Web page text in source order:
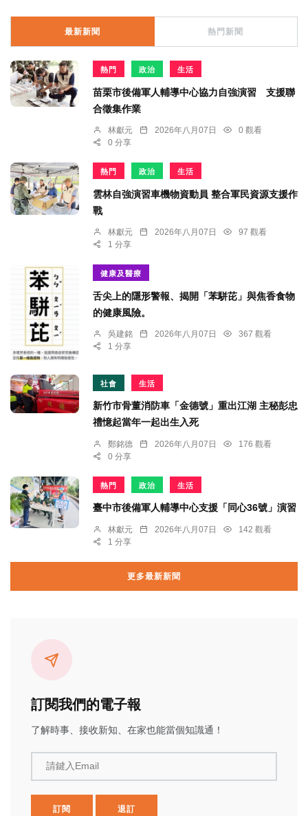
最新新聞 熱門新聞
熱門 政治 生活
苗栗市後備軍人輔導中心協力自強演習 支援聯
合徵集作業
林獻元 2026年八月07日
0 觀看
0 分享
熱門 政治 生活
雲林自強演習車機物資動員 整合軍民資源支援作
戰
林獻元 2026年八月07日
97 觀看
1 分享
健康及醫療
舌尖上的隱形警報、揭開「苯駢芘」與焦香食物
的健康風險。
吳建銘 2026年八月07日
367 觀看
1 分享
社會 生活
新竹市骨董消防車「金德號」重出江湖 主秘彭忠
禮憶起當年一起出生入死
鄭銘德 2026年八月07日
176 觀看
0 分享
熱門 政治 生活
臺中市後備軍人輔導中心支援「同心36號」演習
林獻元 2026年八月07日
142 觀看
1 分享
更多最新新聞
訂閱我們的電子報
了解時事、接收新知、在家也能當個知識通！
請鍵入Email
訂閱 退訂